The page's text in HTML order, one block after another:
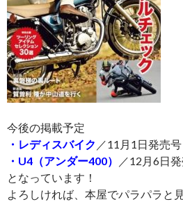
今後の掲載予定
・レディスバイク ／11月1日発売号
・U4（アンダー400）
／12月6日
となっています！
よろしければ、本屋でパラパラと